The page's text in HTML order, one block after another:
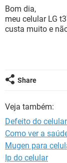
INSTAGRAM
GUIA DE COMPRAS
OUTLOOK
INSTAGRAM
JOGOS
CELULAR
GUIA DE COMPRAS
Bom dia,
meu celular LG
custa muito e
Share
Veja também:
Defeito do celular
Como ver a
Mugen para
Ip do celular